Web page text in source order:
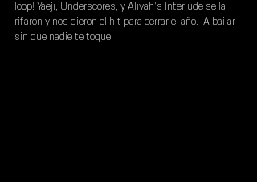
loop! Yaeji, Underscores, y Aliyah's Interlude se la
rifaron y nos dieron el hit para cerrar el año. ¡A bailar
sin que nadie te toque!